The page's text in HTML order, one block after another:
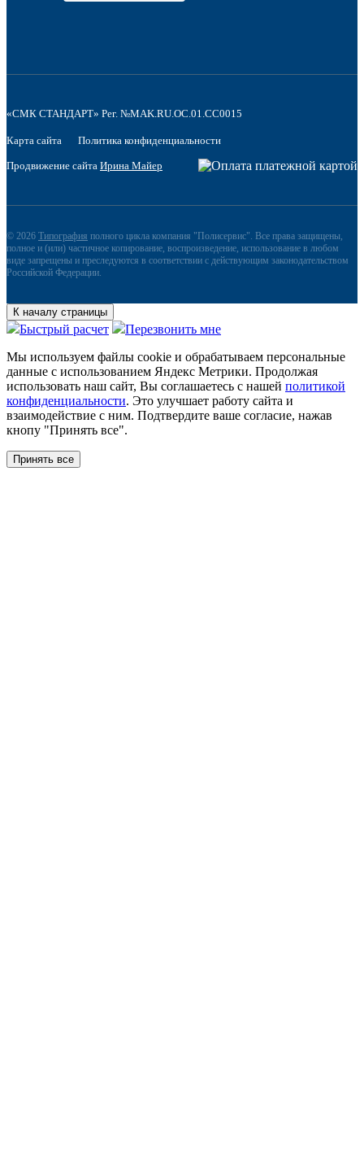
«СМК СТАНДАРТ» Рег. №MAK.RU.OC.01.CC0015
Карта сайта Политика конфиденциальности
Продвижение сайта Ирина Майер
© 2026 Типография полного цикла компания "Полисервис". Все права защищены,
полное и (или) частичное копирование, воспроизведение, использование в любом
виде запрещены и преследуются в соответствии с действующим законодательством
Российской Федерации.
К началу страницы
Быстрый расчет
Перезвонить мне
Мы используем файлы сookie и обрабатываем персональные
данные с использованием Яндекс Метрики. Продолжая
использовать наш сайт, Вы соглашаетесь с нашей политикой
конфиденциальности. Это улучшает работу сайта и
взаимодействие с ним. Подтвердите ваше согласие, нажав
кнопу "Принять все".
Принять все